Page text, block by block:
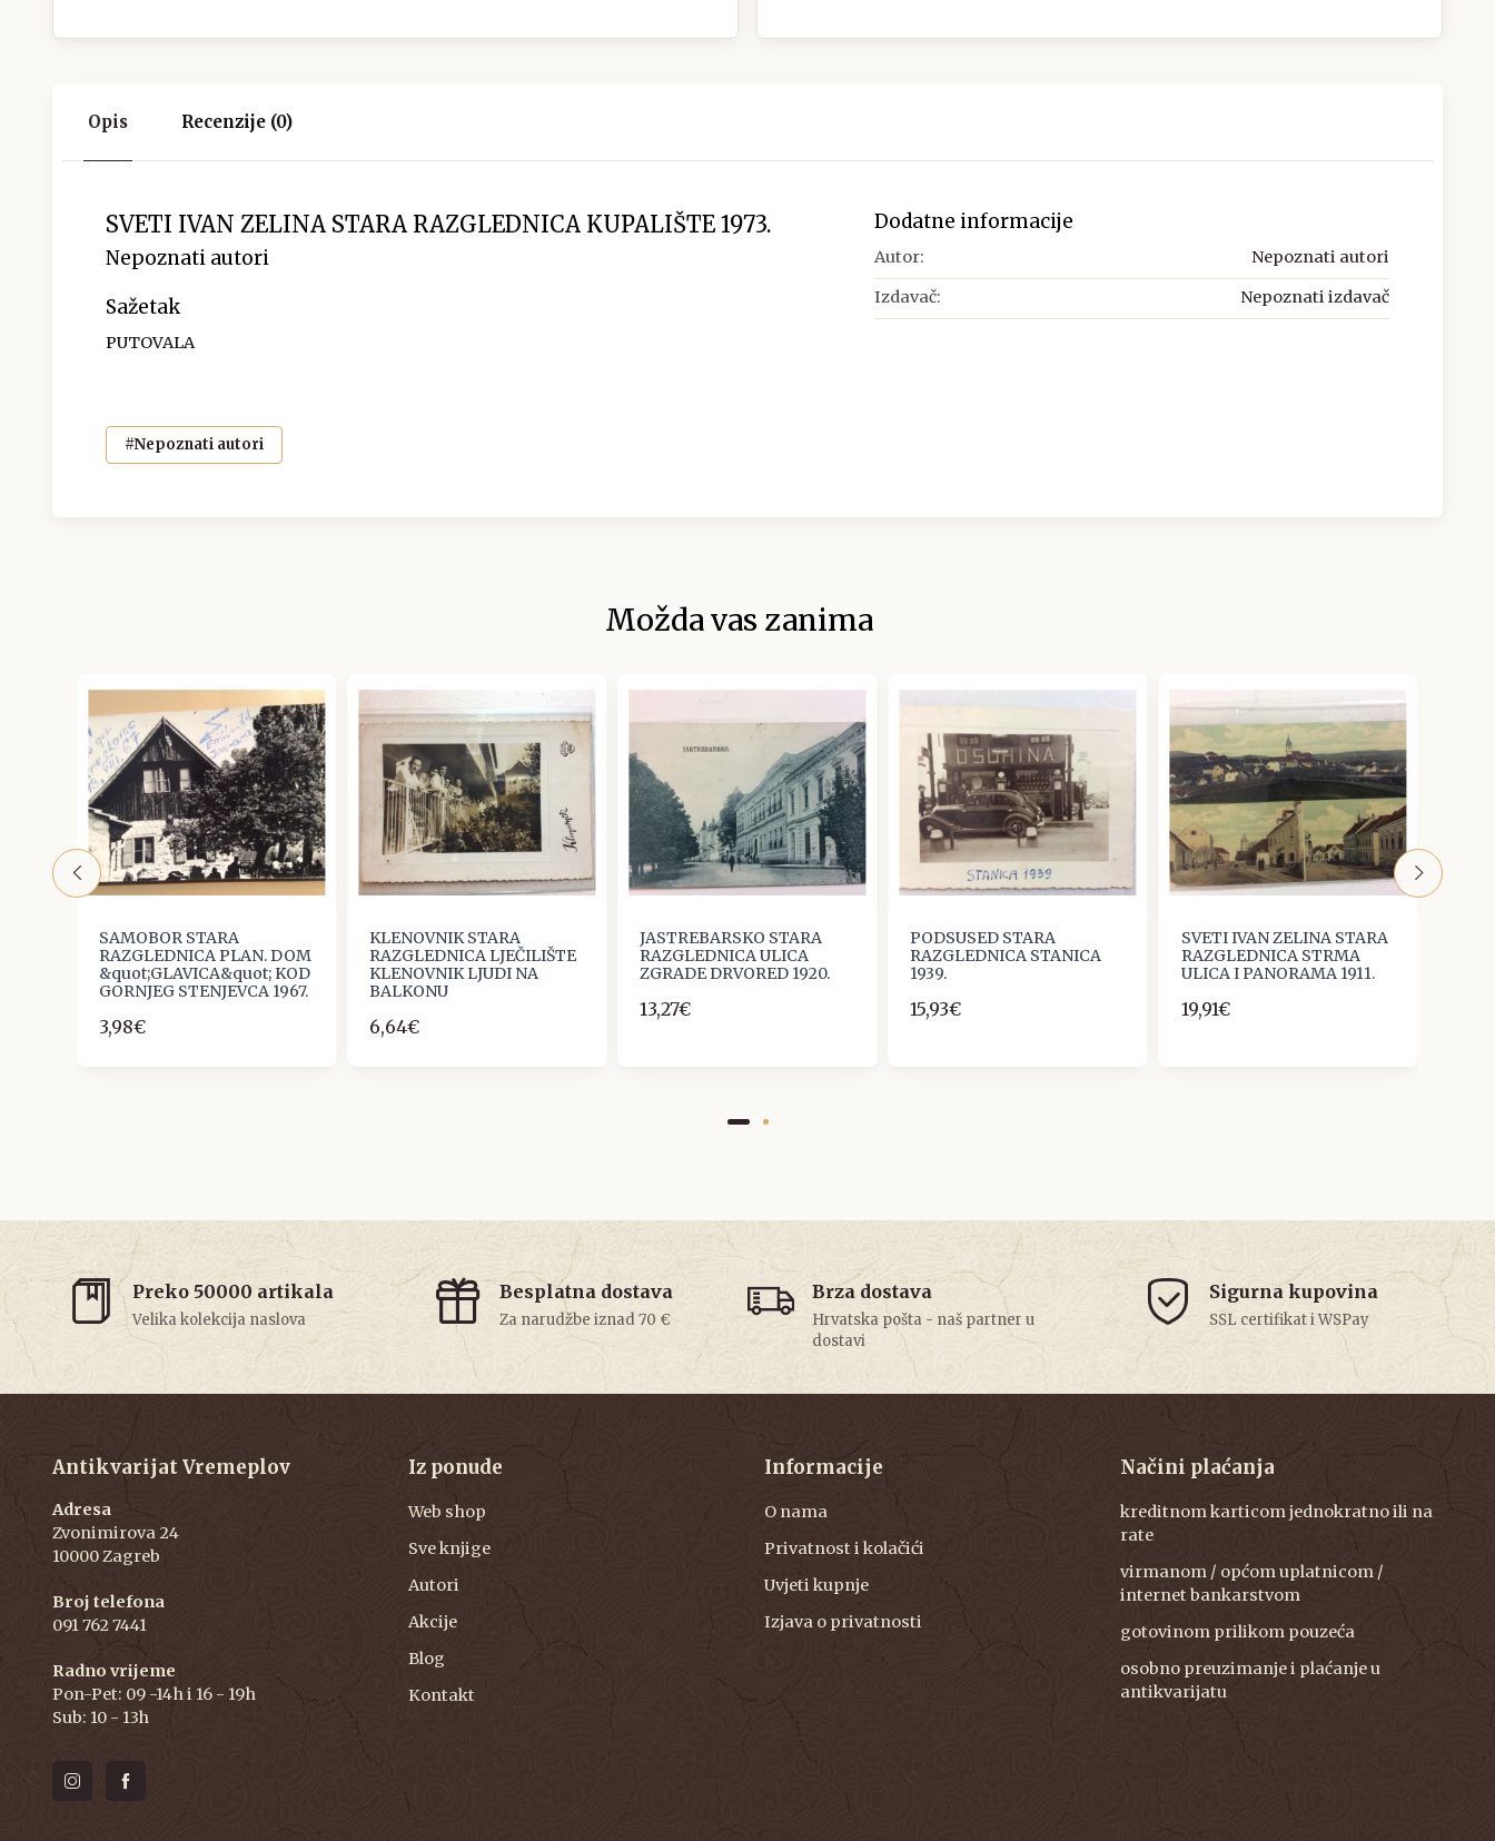
Opis Recenzije (0)
SVETI IVAN ZELINA STARA RAZGLEDNICA KUPALIŠTE 1973.
Nepoznati autori
Sažetak
PUTOVALA
#Nepoznati autori
Dodatne informacije
Autor: Nepoznati autori
Izdavač: Nepoznati izdavač
Možda vas zanima
SAMOBOR STARA
RAZGLEDNICA PLAN. DOM
&quot;GLAVICA&quot; KOD
GORNJEG STENJEVCA 1967.
3,98€
KLENOVNIK STARA
RAZGLEDNICA LJEČILIŠTE
KLENOVNIK LJUDI NA
BALKONU
6,64€
JASTREBARSKO STARA
RAZGLEDNICA ULICA
ZGRADE DRVORED 1920.
13,27€
PODSUSED STARA
RAZGLEDNICA STANICA
1939.
15,93€
SVETI IVAN ZELINA STARA
RAZGLEDNICA STRMA
ULICA I PANORAMA 1911.
19,91€
Preko 50000 artikala
Velika kolekcija naslova
Besplatna dostava
Za narudžbe iznad 70 €
Brza dostava
Hrvatska pošta - naš partner u
dostavi
Sigurna kupovina
SSL certifikat i WSPay
Antikvarijat Vremeplov
Adresa
Zvonimirova 24
10000 Zagreb
Broj telefona
091 762 7441
Radno vrijeme
Pon-Pet: 09 -14h i 16 - 19h
Sub: 10 - 13h
Iz ponude
Web shop
Sve knjige
Autori
Akcije
Blog
Kontakt
Informacije
O nama
Privatnost i kolačići
Uvjeti kupnje
Izjava o privatnosti
Načini plaćanja
kreditnom karticom jednokratno ili na
rate
virmanom / općom uplatnicom /
internet bankarstvom
gotovinom prilikom pouzeća
osobno preuzimanje i plaćanje u
antikvarijatu